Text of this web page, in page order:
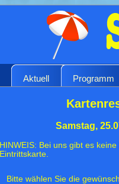
Aktuell Programm
Samstag,
HINWEIS: Bei uns gibt es
Eintrittskarte.
Bitte wählen Sie die